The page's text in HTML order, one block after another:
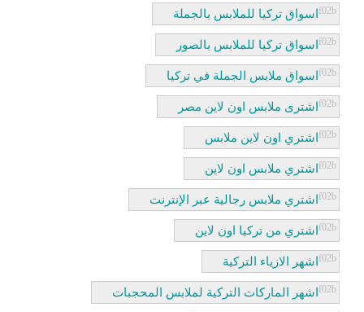
اسواق تركيا للملابس بالجملة
اسواق تركيا للملابس بالصور
اسواق ملابس الجملة في تركيا
اشترى ملابس اون لاين مصر
اشتري اون لاين ملابس
اشتري ملابس اون لاين
اشتري ملابس رجالية عبر الإنترنت
اشتري من تركيا اون لاين
اشهر الازياء التركية
اشهر الماركات التركية لملابس المحجبات